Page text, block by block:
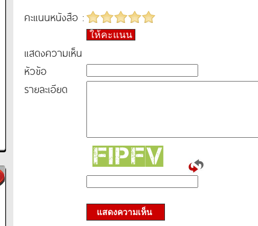
คะแนนหนังสือ :
ให้คะแนน
แสดงความเห็น
หัวข้อ
รายละเอียด
แสดงความเห็น